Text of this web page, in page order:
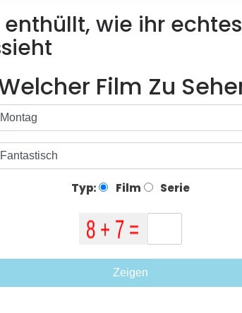
enthüllt, wie ihr
Film Zu
Typ: Film Serie
Zeigen